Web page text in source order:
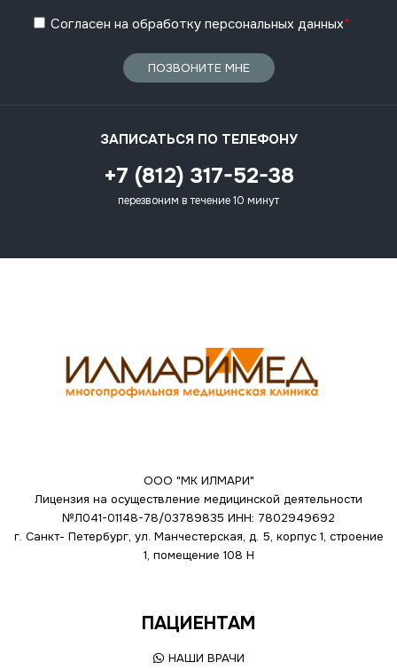
Согласен на обработку персональных данных*
ПОЗВОНИТЕ МНЕ
ЗАПИСАТЬСЯ ПО ТЕЛЕФОНУ
+7 (812) 317-52-38
перезвоним в течение 10 минут
ООО "МК ИЛМАРИ"
Лицензия на осуществление медицинской деятельности
№Л041-01148-78/03789835 ИНН: 7802949692
г. Санкт- Петербург, ул. Манчестерская, д. 5, корпус 1, строение
1, помещение 108 Н
ПАЦИЕНТАМ
НАШИ ВРАЧИ